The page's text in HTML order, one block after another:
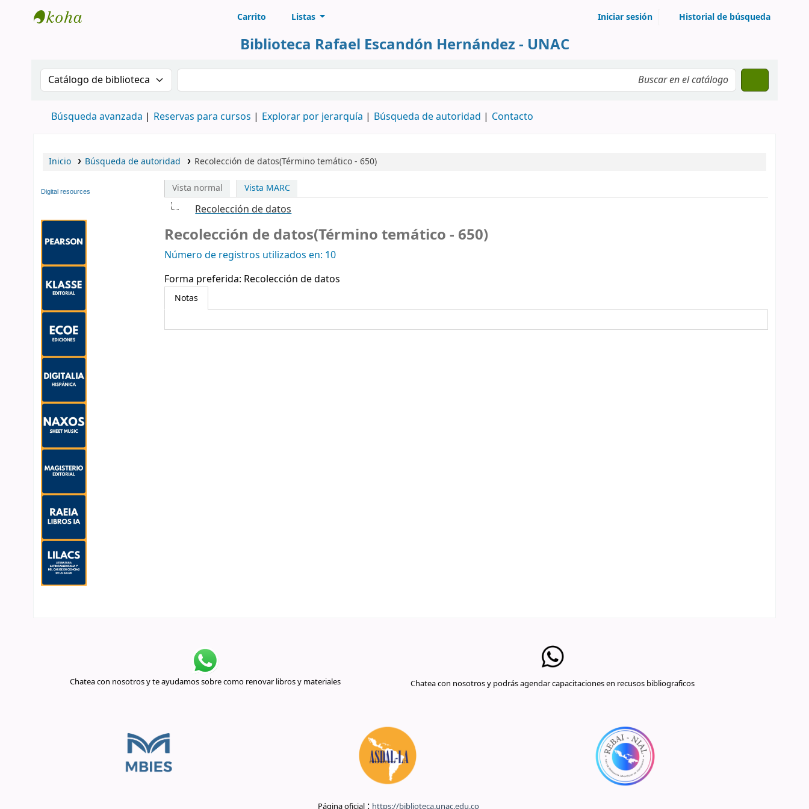
Biblioteca Rafael Escandón Hernández
Carrito Listas Iniciar sesión Historial de búsqueda
Biblioteca Rafael Escandón Hernández - UNAC
Buscar en el catálogo por:Buscar en el catálogo
Búsqueda avanzada Reservas para cursos Explorar por jerarquía Búsqueda de autoridad Contacto
Inicio Búsqueda de autoridad Recolección de datos(Término temático - 650)
Digital resources Vista normal Vista MARC
Recolección de datos
Recolección de datos(Término temático - 650)
Número de registros utilizados en: 10
Forma preferida: Recolección de datos
Notas
Chatea con nosotros y te ayudamos sobre como renovar libros y materiales Chatea con nosotros y podrás agendar capacitaciones en recusos bibliograficos
Página oficial : https://biblioteca.unac.edu.co